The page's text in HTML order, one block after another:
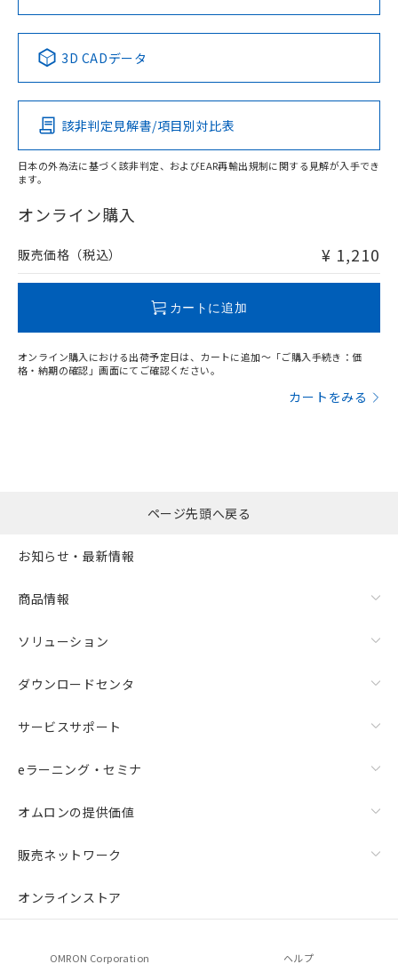
Pb Hg Cd Cr(VI)
O
在庫等で未対応品が混在する可能性があります。
問い合わせください。
No No No No
この製品の規格認証/適合状況ページへ
その他の認証はこちらのページからご検索ください
3D CADデータ
該非判定見解書/項目別対比表
日本の外為法に基づく該非判定、およびEAR再輸出規制に関する見解が入手でき
ます。
オンライン購入
販売価格（税込） ¥ 1,210
カートに追加
オンライン購入における出荷予定日は、カートに追加～「ご購入手続き：価
格・納期の確認」画面にてご確認ください。
カートをみる
ページ先頭へ戻る
お知らせ・最新情報
商品情報
ソリューション
ダウンロードセンタ
サービスサポート
eラーニング・セミナ
オムロンの提供価値
販売ネットワーク
オンラインストア
OMRON Corporation ヘルプ